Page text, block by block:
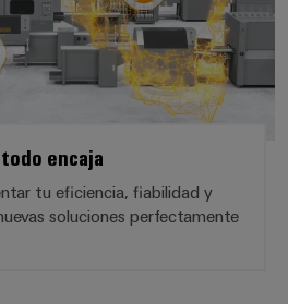
encaja
tu eficiencia, fiabilidad y
soluciones perfectamente